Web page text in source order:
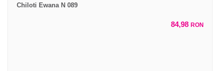
Chiloti Ewana N 089
84,98 RON